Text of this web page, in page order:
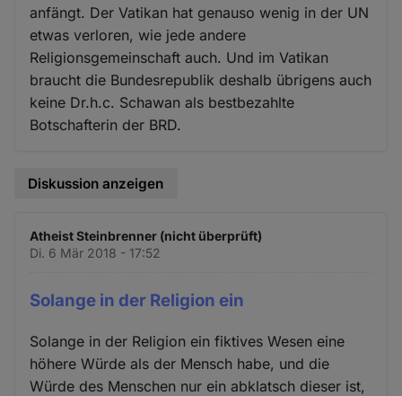
anfängt. Der Vatikan hat genauso wenig in der UN
etwas verloren, wie jede andere
Religionsgemeinschaft auch. Und im Vatikan
braucht die Bundesrepublik deshalb übrigens auch
keine Dr.h.c. Schawan als bestbezahlte
Botschafterin der BRD.
Diskussion anzeigen
Atheist Steinbrenner (nicht überprüft)
Di. 6 Mär 2018 - 17:52
Solange in der Religion ein
Solange in der Religion ein fiktives Wesen eine
höhere Würde als der Mensch habe, und die
Würde des Menschen nur ein abklatsch dieser ist,